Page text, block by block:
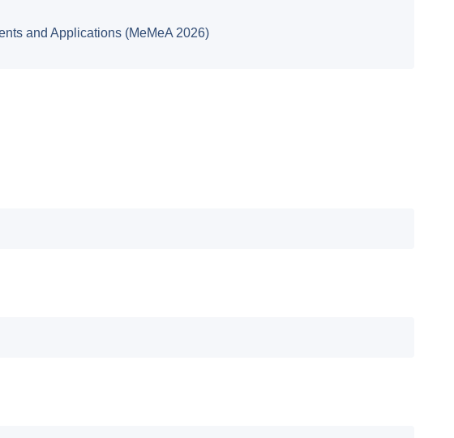
and Applications (MeMeA 2026)